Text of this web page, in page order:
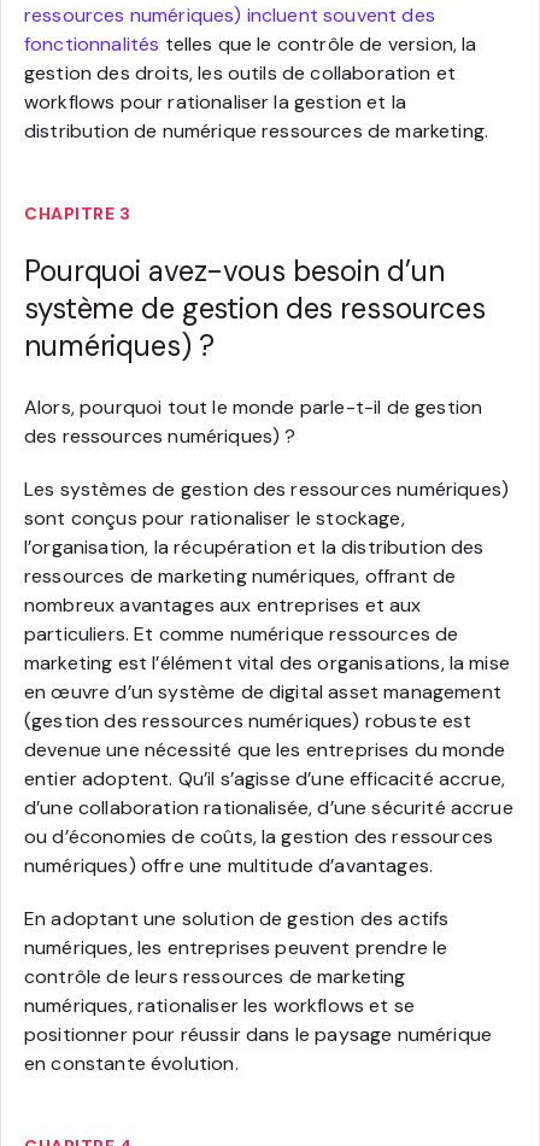
ressources numériques) incluent souvent des
fonctionnalités telles que le contrôle de version, la
gestion des droits, les outils de collaboration et
workflows pour rationaliser la gestion et la
distribution de numérique ressources de marketing.
CHAPITRE 3
Pourquoi avez-vous besoin d’un
système de gestion des ressources
numériques) ?
Alors, pourquoi tout le monde parle-t-il de gestion
des ressources numériques) ?
Les systèmes de gestion des ressources numériques)
sont conçus pour rationaliser le stockage,
l’organisation, la récupération et la distribution des
ressources de marketing numériques, offrant de
nombreux avantages aux entreprises et aux
particuliers. Et comme numérique ressources de
marketing est l’élément vital des organisations, la mise
en œuvre d’un système de digital asset management
(gestion des ressources numériques) robuste est
devenue une nécessité que les entreprises du monde
entier adoptent. Qu’il s’agisse d’une efficacité accrue,
d’une collaboration rationalisée, d’une sécurité accrue
ou d’économies de coûts, la gestion des ressources
numériques) offre une multitude d’avantages.
En adoptant une solution de gestion des actifs
numériques, les entreprises peuvent prendre le
contrôle de leurs ressources de marketing
numériques, rationaliser les workflows et se
positionner pour réussir dans le paysage numérique
en constante évolution.